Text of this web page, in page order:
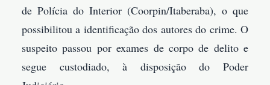
de Polícia do Interior (Coorpin/Itaberaba), o que
possibilitou a identificação dos autores do crime. O
suspeito passou por exames de corpo de delito e
segue custodiado, à disposição do Poder